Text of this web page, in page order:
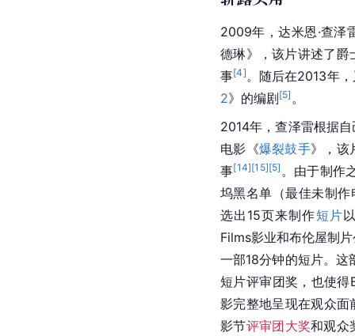
2009年，达米恩·查泽
德琳》，该片讲述了
事[4] 。随后在2013年
2》的编剧[5] 。
2014年，查泽雷根据
电影《爆裂鼓手》，该
事[14][15][5] 。由于制作
坞黑名单（最佳未制
选出15页来制作短片
Films影业和布伦屋制
一部18分钟的短片。
短片评审团奖，也使
影完整地呈现在观众面
影节评审团大奖和观众